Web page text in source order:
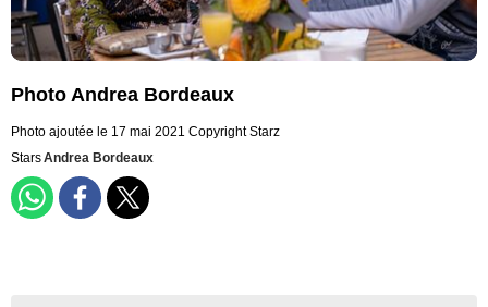
Photo Andrea Bordeaux
Photo ajoutée le 17 mai 2021 Copyright Starz
StarsAndrea Bordeaux